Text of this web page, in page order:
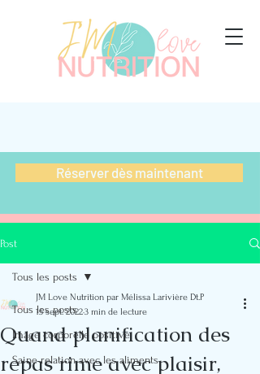
Réserver dès maintenant
Post
Tous les posts
Image corporelle positive
Saine relation avec les aliments
Tous les posts
Quand planification des
repas rime avec plaisir,
JM Love Nutrition par Mélissa Larivière Dt.P
15 sept. 20223 min de lecture